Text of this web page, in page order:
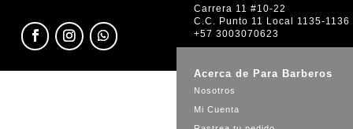
Carrera 11 #10-22
C.C. Punto 11 Local 1135-1136
+57 3003070623
Acerca de Para Barberos
Nosotros
Mi Cuenta